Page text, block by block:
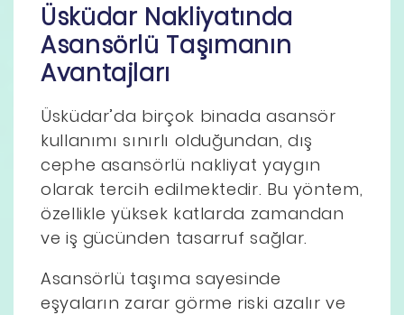
Üsküdar Nakliyatında
Asansörlü Taşımanın
Avantajları
Üsküdar’da birçok binada asansör
kullanımı sınırlı olduğundan, dış
cephe asansörlü nakliyat yaygın
olarak tercih edilmektedir. Bu yöntem,
özellikle yüksek katlarda zamandan
ve iş gücünden tasarruf sağlar.
Asansörlü taşıma sayesinde
eşyaların zarar görme riski azalır ve